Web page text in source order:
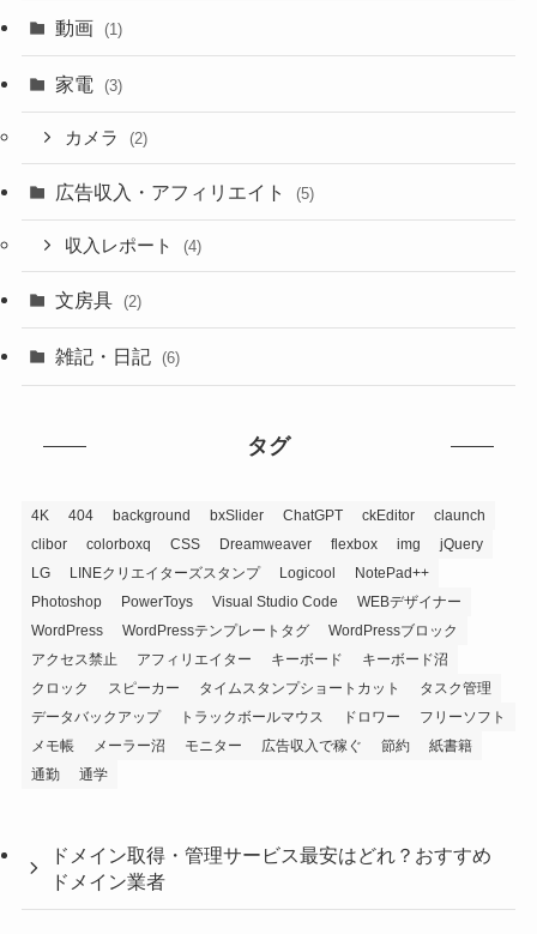
動画 (1)
家電 (3)
カメラ (2)
広告収入・アフィリエイト (5)
収入レポート (4)
文房具 (2)
雑記・日記 (6)
タグ
4K 404 background bxSlider ChatGPT ckEditor
claunch
clibor
colorboxq CSS Dreamweaver flexbox img
jQuery
LG
LINEクリエイターズスタンプ Logicool
NotePad++
Photoshop
PowerToys Visual Studio Code
WEBデザイナー
WordPress
WordPressテンプレートタグ
WordPressブロック
アクセス禁止
アフィリエイター キーボード
キーボード沼
クロック
スピーカー タイムスタンプショートカット
タスク管理
データバックアップ
トラックボールマウス ドロワー
フリーソフト
メモ帳
メーラー沼 モニター 広告収入で稼ぐ 節約
紙書籍
通勤
通学
ドメイン取得・管理サービス最安はどれ？おすすめ
ドメイン業者